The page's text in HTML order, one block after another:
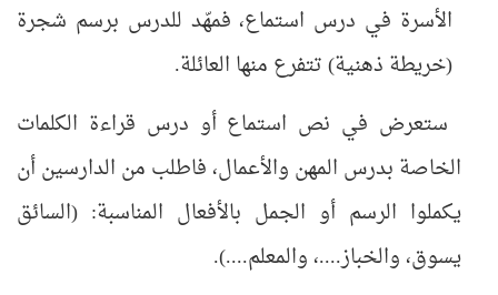
الأسرة في درس استماع، فمهّد للدرس برسم شجرة
(خريطة ذهنية) تتفرع منها العائلة.
ستعرض في نص استماع أو درس قراءة الكلمات
الخاصة بدرس المهن والأعمال، فاطلب من الدارسين أن
يكملوا الرسم أو الجمل بالأفعال المناسبة: (السائق
يسوق، والخباز....، والمعلم....).